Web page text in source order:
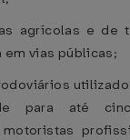
agrícolas e de
em vias públicas;
para até